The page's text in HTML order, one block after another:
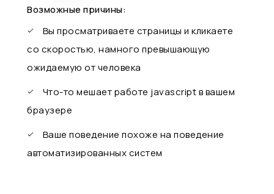
Возможные причины:
Вы просматриваете страницы и кликаете
со скоростью, намного превышающую
ожидаемую от человека
Что-то мешает работе javascript в вашем
браузере
Ваше поведение похоже на поведение
автоматизированных систем